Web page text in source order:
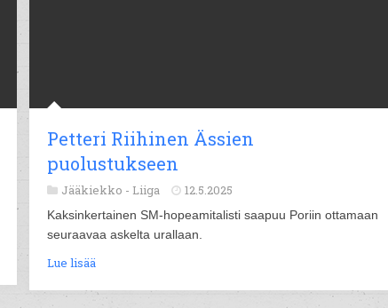
Petteri Riihinen Ässien
puolustukseen
Jääkiekko - Liiga 12.5.2025
Kaksinkertainen SM-hopeamitalisti saapuu Poriin ottamaan
seuraavaa askelta urallaan.
Lue lisää